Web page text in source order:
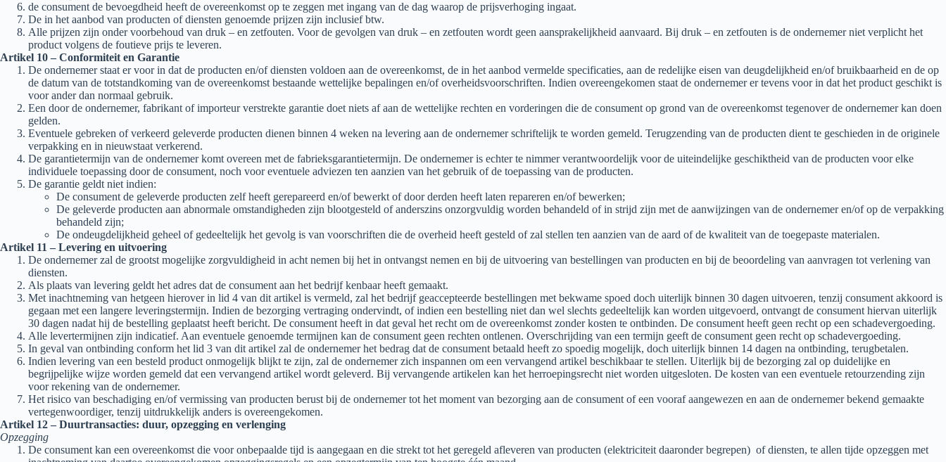
de consument de bevoegdheid heeft de overeenkomst op te zeggen met ingang van de dag waarop de prijsverhoging ingaat.
De in het aanbod van producten of diensten genoemde prijzen zijn inclusief btw.
Alle prijzen zijn onder voorbehoud van druk – en zetfouten. Voor de gevolgen van druk – en zetfouten wordt geen aansprakelijkheid aanvaard. Bij druk – en zetfouten is de ondernemer niet verplicht het
product volgens de foutieve prijs te leveren.
Artikel 10 – Conformiteit en Garantie
De ondernemer staat er voor in dat de producten en/of diensten voldoen aan de overeenkomst, de in het aanbod vermelde specificaties, aan de redelijke eisen van deugdelijkheid en/of bruikbaarheid en de op
de datum van de totstandkoming van de overeenkomst bestaande wettelijke bepalingen en/of overheidsvoorschriften. Indien overeengekomen staat de ondernemer er tevens voor in dat het product geschikt is
voor ander dan normaal gebruik.
Een door de ondernemer, fabrikant of importeur verstrekte garantie doet niets af aan de wettelijke rechten en vorderingen die de consument op grond van de overeenkomst tegenover de ondernemer kan doen
gelden.
Eventuele gebreken of verkeerd geleverde producten dienen binnen 4 weken na levering aan de ondernemer schriftelijk te worden gemeld. Terugzending van de producten dient te geschieden in de originele
verpakking en in nieuwstaat verkerend.
De garantietermijn van de ondernemer komt overeen met de fabrieksgarantietermijn. De ondernemer is echter te nimmer verantwoordelijk voor de uiteindelijke geschiktheid van de producten voor elke
individuele toepassing door de consument, noch voor eventuele adviezen ten aanzien van het gebruik of de toepassing van de producten.
De garantie geldt niet indien:
De consument de geleverde producten zelf heeft gerepareerd en/of bewerkt of door derden heeft laten repareren en/of bewerken;
De geleverde producten aan abnormale omstandigheden zijn blootgesteld of anderszins onzorgvuldig worden behandeld of in strijd zijn met de aanwijzingen van de ondernemer en/of op de verpakking
behandeld zijn;
De ondeugdelijkheid geheel of gedeeltelijk het gevolg is van voorschriften die de overheid heeft gesteld of zal stellen ten aanzien van de aard of de kwaliteit van de toegepaste materialen.
Artikel 11 – Levering en uitvoering
De ondernemer zal de grootst mogelijke zorgvuldigheid in acht nemen bij het in ontvangst nemen en bij de uitvoering van bestellingen van producten en bij de beoordeling van aanvragen tot verlening van
diensten.
Als plaats van levering geldt het adres dat de consument aan het bedrijf kenbaar heeft gemaakt.
Met inachtneming van hetgeen hierover in lid 4 van dit artikel is vermeld, zal het bedrijf geaccepteerde bestellingen met bekwame spoed doch uiterlijk binnen 30 dagen uitvoeren, tenzij consument akkoord is
gegaan met een langere leveringstermijn. Indien de bezorging vertraging ondervindt, of indien een bestelling niet dan wel slechts gedeeltelijk kan worden uitgevoerd, ontvangt de consument hiervan uiterlijk
30 dagen nadat hij de bestelling geplaatst heeft bericht. De consument heeft in dat geval het recht om de overeenkomst zonder kosten te ontbinden. De consument heeft geen recht op een schadevergoeding.
Alle levertermijnen zijn indicatief. Aan eventuele genoemde termijnen kan de consument geen rechten ontlenen. Overschrijding van een termijn geeft de consument geen recht op schadevergoeding.
In geval van ontbinding conform het lid 3 van dit artikel zal de ondernemer het bedrag dat de consument betaald heeft zo spoedig mogelijk, doch uiterlijk binnen 14 dagen na ontbinding, terugbetalen.
Indien levering van een besteld product onmogelijk blijkt te zijn, zal de ondernemer zich inspannen om een vervangend artikel beschikbaar te stellen. Uiterlijk bij de bezorging zal op duidelijke en
begrijpelijke wijze worden gemeld dat een vervangend artikel wordt geleverd. Bij vervangende artikelen kan het herroepingsrecht niet worden uitgesloten. De kosten van een eventuele retourzending zijn
voor rekening van de ondernemer.
Het risico van beschadiging en/of vermissing van producten berust bij de ondernemer tot het moment van bezorging aan de consument of een vooraf aangewezen en aan de ondernemer bekend gemaakte
vertegenwoordiger, tenzij uitdrukkelijk anders is overeengekomen.
Artikel 12 – Duurtransacties: duur, opzegging en verlenging
Opzegging
De consument kan een overeenkomst die voor onbepaalde tijd is aangegaan en die strekt tot het geregeld afleveren van producten (elektriciteit daaronder begrepen) of diensten, te allen tijde opzeggen met